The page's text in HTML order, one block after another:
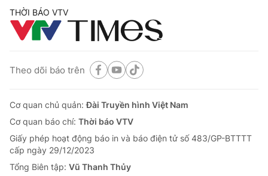
Phim VTV
Hậu trường
Giải sao mai
Giải trí
Điện ảnh
Âm nhạc
Du lịch
Làm đẹp
Chất lượng cuộc sống
Tuyển sinh
Học trực tuyến
Công nghệ
Hitech Công nghệ tương lai
Sản phẩm
Giao lưu trực tuyến
THỜI BÁO VTV
Theo dõi báo trên
Cơ quan chủ quản:Đài Truyền hình Việt Nam
Cơ quan báo chí: Thời báo VTV
Giấy phép hoạt động báo in và báo điện tử số 483/GP-BTTTT
cấp ngày 29/12/2023
Tổng Biên tập: Vũ Thanh Thủy